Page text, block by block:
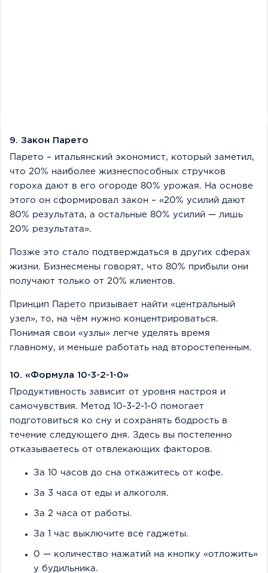
9. Закон Парето
Парето – итальянский экономист, который заметил,
что 20% наиболее жизнеспособных стручков
гороха дают в его огороде 80% урожая. На основе
этого он сформировал закон – «20% усилий дают
80% результата, а остальные 80% усилий — лишь
20% результата».
Позже это стало подтверждаться в других сферах
жизни. Бизнесмены говорят, что 80% прибыли они
получают только от 20% клиентов.
Принцип Парето призывает найти «центральный
узел», то, на чём нужно концентрироваться.
Понимая свои «узлы» легче уделять время
главному, и меньше работать над второстепенным.
10. «Формула 10-3-2-1-0»
Продуктивность зависит от уровня настроя и
самочувствия. Метод 10-3-2-1-0 помогает
подготовиться ко сну и сохранять бодрость в
течение следующего дня. Здесь вы постепенно
отказываетесь от отвлекающих факторов.
За 10 часов до сна откажитесь от кофе.
За 3 часа от еды и алкоголя.
За 2 часа от работы.
За 1 час выключите все гаджеты.
0 — количество нажатий на кнопку «отложить»
у будильника.